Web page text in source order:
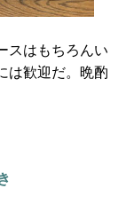
スはもちろんい
は歓迎だ。晩酌